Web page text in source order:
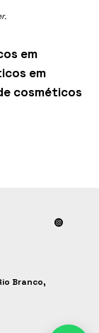
em
em
cosméticos
Branco,